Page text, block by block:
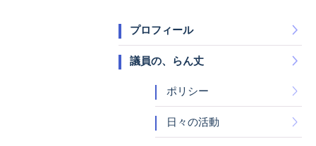
プロフィール
議員の、らん丈
ポリシー
日々の活動